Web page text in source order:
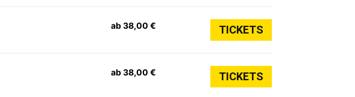
ab 38,00 € TICKETS
ab 38,00 € TICKETS